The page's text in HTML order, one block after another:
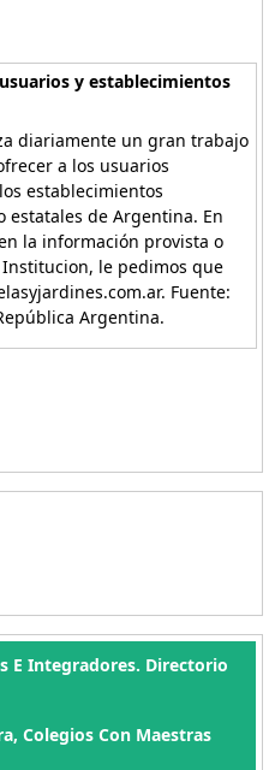
y establecimientos
diariamente un gran trabajo
a los usuarios
establecimientos
estatales de Argentina. En
la información provista o
le pedimos que
Fuente:
Argentina.
E Integradores. Directorio
Colegios Con Maestras